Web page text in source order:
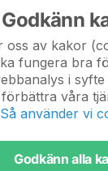
Ledare
Godkänn
oss av kakor
fungera bra
i
förbättra våra
Så använder vi
Godkänn alla